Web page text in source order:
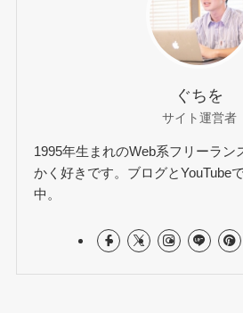
ぐちを
サイト運営者
1995年生まれのWeb系フリーラン
かく好きです。ブログとYouTube
中。